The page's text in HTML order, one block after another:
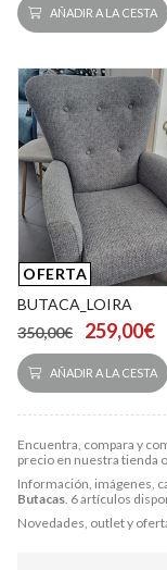
Encuentra, compara y
precio en nuestra tienda
Información, imágenes,
Butacas . 6 artículos
Novedades, outlet y
AÑADIR A LA CESTA
OFERTA
BUTACA_LOIRA
350,00€
259,00€
AÑADIR A LA CESTA